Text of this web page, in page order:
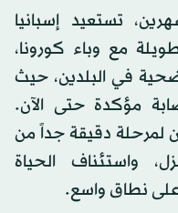
تستعيد إسبانيا
مع وباء كورونا،
ما يزيد عن ٦٠ ألف ضحية في البلدين، حيث
٤٥٠ ألف إصابة مؤكدة حتى الآن.
لمرحلة دقيقة جداً من
واستئناف الحياة
على نطاق واسع.